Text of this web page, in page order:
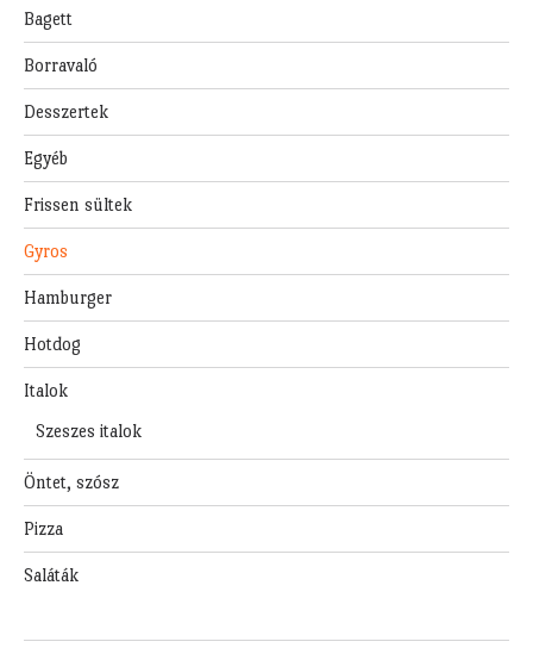
Bagett
Borravaló
Desszertek
Egyéb
Frissen sültek
Gyros
Hamburger
Hotdog
Italok
Szeszes italok
Öntet, szósz
Pizza
Saláták